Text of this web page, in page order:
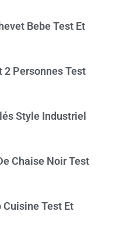
Bebe Test Et
2 Personnes Test
Style Industriel
Chaise Noir Test
Test Et